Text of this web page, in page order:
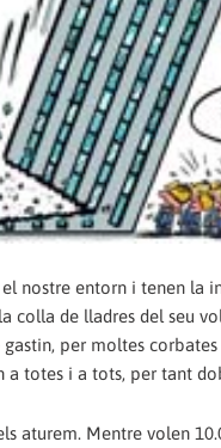
nostre entorn i tenen la
de lladres del seu
per moltes
a totes i a tots, per tant
aturem. Mentre volen